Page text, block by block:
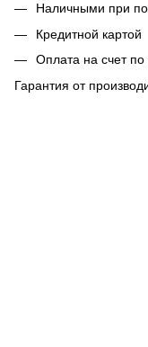
Наличными при
Кредитной картой
Оплата на счет
Гарантия от